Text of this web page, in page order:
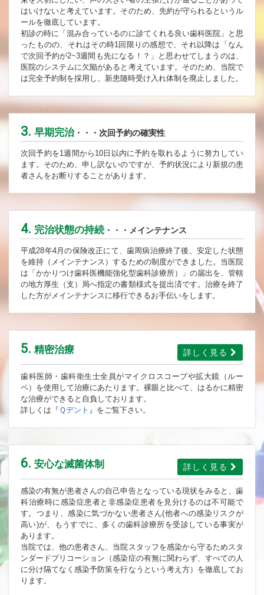
はいけないと考えています。そのため、先約が守られるというル
ールを徹底しています。
初診の時に「混み合っているのに診てくれる良い歯科医院」と思
ったものの、それはその時1回限りの感想で、それ以降は「なん
で次回予約が2~3週間も先になる！？」と思わせてしまうのは、
医院のシステムに欠陥があると考えています。そのため、当院で
は完全予約制を採用し、新患随時受け入れ体制を廃止しました。
3. 早期完治・・・次回予約の確実性
次回予約を1週間から10日以内に予約を取れるように努力してい
ます。そのため、申し訳ないのですが、予約状況により新規の患
者さんをお断りすることがあります。
4. 完治状態の持続 ・・・メインテナンス
平成28年4月の保険改正にて、歯周病治療終了後、安定した状態
を維持（メインテナンス）するための制度ができました。当医院
は「かかりつけ歯科医機能強化型歯科診療所）」の届出を、管轄
の地方厚生（支）局へ指定の書類様式を提出済です。治療を終了
した方がメインテナンスに移行できるお手伝いをします。
5. 精密治療 詳しく見る
歯科医師・歯科衛生士全員がマイクロスコープや拡大鏡（ルー
ペ）を使用して治療にあたります。裸眼と比べて、はるかに精密
な治療ができると自負しております。
詳しくは『 Ｑデント 』をご覧下さい。
6. 安心な滅菌体制 詳しく見る
感染の有無が患者さんの自己申告となっている現状をみると、歯
科治療時に感染症患者と非感染症患者を見分けるのは不可能で
す。つまり、感染に気づかない患者さん(他者への感染リスクが
高い)が、もうすでに、多くの歯科診療所を受診している事実が
あります。
当院では、他の患者さん、当院スタッフを感染から守るためスタ
ンダードプリコーション（感染症の有無に関わらず、すべての人
に分け隔てなく感染予防策を行なうという考え方）を徹底してお
ります。